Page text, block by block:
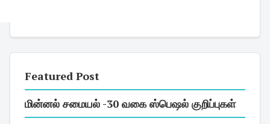
Featured Post
மின்னல் சமையல் -30 வகை ஸ்பெஷல் குறிப்புகள்